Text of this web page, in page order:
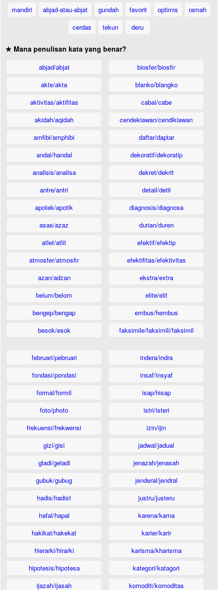
mandiri
abjad-atau-abjat gundah favorit optimis
ramah
cerdas
tekun deru
★ Mana penulisan kata yang benar?
abjad/abjat
akte/akta
aktivitas/aktifitas
akidah/aqidah
amfibi/amphibi
andal/handal
analisis/analisa
antre/antri
apotek/apotik
asas/azaz
atlet/atlit
atmosfer/atmosfir
azan/adzan
belum/belom
bengep/bengap
besok/esok
biosfer/biosfir
blanko/blangko
cabai/cabe
cendekiawan/cendikiawan
daftar/daptar
dekoratif/dekoratip
dekret/dekrit
detail/detil
diagnosis/diagnosa
durian/duren
efektif/efektip
efektifitas/efektivitas
ekstra/extra
elite/elit
embus/hembus
faksimile/faksimili/faksimil
februari/pebruari
fondasi/pondasi
formal/formil
foto/photo
frekuensi/frekwensi
gizi/gisi
gladi/geladi
gubuk/gubug
hadis/hadist
hafal/hapal
hakikat/hakekat
hierarki/hirarki
hipotesis/hipotesa
ijazah/ijasah
indera/indra
insaf/insyaf
isap/hisap
istri/isteri
izin/ijin
jadwal/jadual
jenazah/jenasah
jenderal/jendral
justru/justeru
karena/karna
karier/karir
karisma/kharisma
kategori/katagori
komoditi/komoditas